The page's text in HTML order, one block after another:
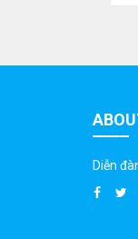
Diễn